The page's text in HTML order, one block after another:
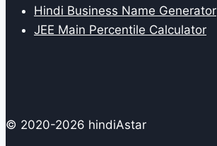
Hindi Business Name Generator
JEE Main Percentile Calculator
© 2020-2026 hindiAstar